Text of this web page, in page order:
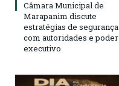
Câmara Municipal de
Marapanim discute
estratégias de segurança
com autoridades e poder
executivo